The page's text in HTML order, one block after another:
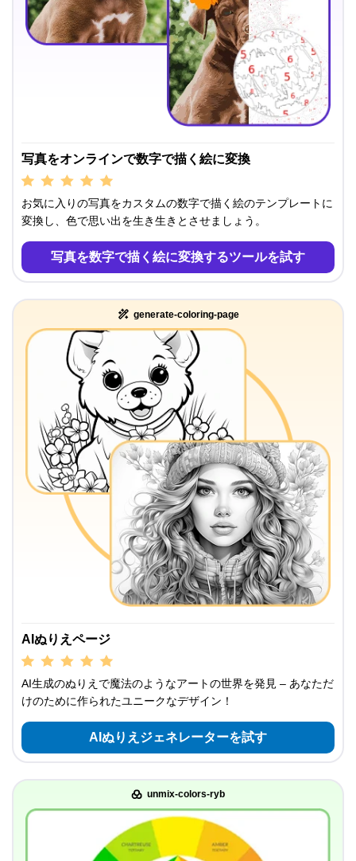
写真をオンラインで数字で描く絵に変換
お気に入りの写真をカスタムの数字で描く絵のテンプレートに
変換し、色で思い出を生き生きとさせましょう。
写真を数字で描く絵に変換するツールを試す
generate-coloring-page
AIぬりえページ
AI生成のぬりえで魔法のようなアートの世界を発見 – あなただ
けのために作られたユニークなデザイン！
AIぬりえジェネレーターを試す
unmix-colors-ryb